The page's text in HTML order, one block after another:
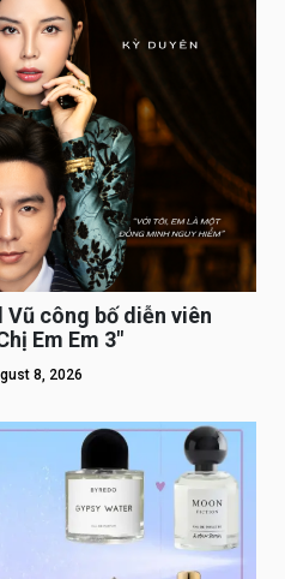
Vũ công bố diễn viên
Em Em 3″
8, 2026